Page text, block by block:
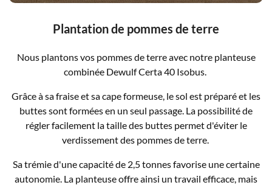
Plantation de pommes de terre
Nous plantons vos pommes de terre avec notre planteuse
combinée Dewulf Certa 40 Isobus.
Grâce à sa fraise et sa cape formeuse, le sol est préparé et les
buttes sont formées en un seul passage. La possibilité de
régler facilement la taille des buttes permet d'éviter le
verdissement des pommes de terre.
Sa trémie d'une capacité de 2,5 tonnes favorise une certaine
autonomie. La planteuse offre ainsi un travail efficace, mais